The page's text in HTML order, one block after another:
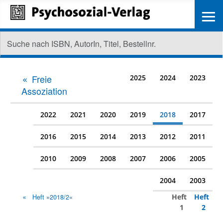
Freie
Assoziation
2025 2024 2023
2022 2021 2020 2019 2018 2017
2016 2015 2014 2013 2012 2011
2010 2009 2008 2007 2006 2005
2004 2003
Heft »2018/2«
Heft
1
Heft
2
≡